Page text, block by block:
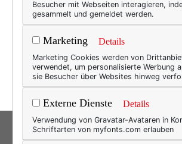
Besucher mit Webseiten interagieren,
gesammelt und gemeldet werden.
Marketing Details
Marketing Cookies werden von
verwendet, um personalisierte Werbung
sie Besucher über Websites hinweg
Externe Dienste Details
Verwendung von Gravatar-Avataren in
Schriftarten von myfonts.com erlauben